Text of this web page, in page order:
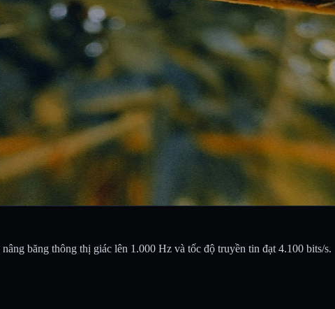
băng thông thị giác lên 1.000 Hz và tốc độ truyền tin đạt 4.100 bits/s.